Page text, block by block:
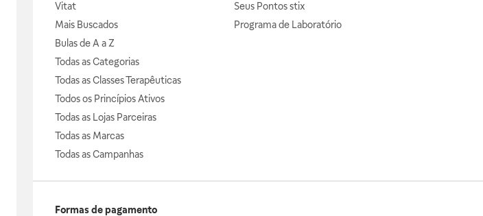
Vitat
Mais Buscados
Bulas de A a Z
Todas as Categorias
Todas as Classes Terapêuticas
Todos os Princípios Ativos
Todas as Lojas Parceiras
Todas as Marcas
Todas as Campanhas
Seus Pontos stix
Programa de Laboratório
Formas de pagamento